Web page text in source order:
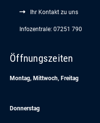
Ihr Kontakt zu uns
Infozentrale: 07251 790
Öffnungszeiten
Montag, Mittwoch, Freitag
Donnerstag